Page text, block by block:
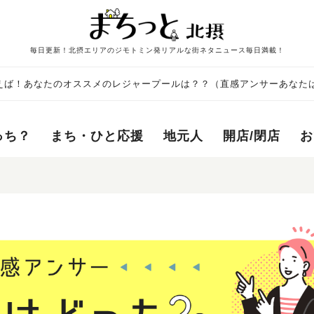
毎日更新！北摂エリアのジモトミン発リアルな街ネタニュース毎日満載！
ば！あなたのオススメのレジャープールは？？（直感アンサーあなた
？ まち・ひと応援 地元人 開店/閉店